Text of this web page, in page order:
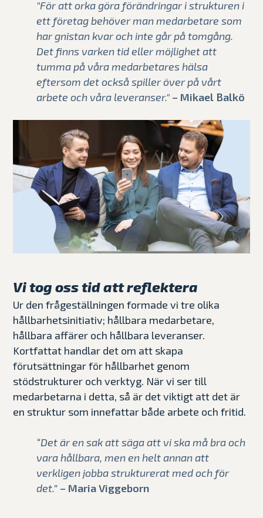
"För att orka göra förändringar i strukturen i
ett företag behöver man medarbetare som
har gnistan kvar och inte går på tomgång.
Det finns varken tid eller möjlighet att
tumma på våra medarbetares hälsa
eftersom det också spiller över på vårt
arbete och våra leveranser." – Mikael Balkö
Vi tog oss tid att reflektera
Ur den frågeställningen formade vi tre olika
hållbarhetsinitiativ; hållbara medarbetare,
hållbara affärer och hållbara leveranser.
Kortfattat handlar det om att skapa
förutsättningar för hållbarhet genom
stödstrukturer och verktyg. När vi ser till
medarbetarna i detta, så är det viktigt att det är
en struktur som innefattar både arbete och fritid.
“Det är en sak att säga att vi ska må bra och
vara hållbara, men en helt annan att
verkligen jobba strukturerat med och för
det.” – Maria Viggeborn